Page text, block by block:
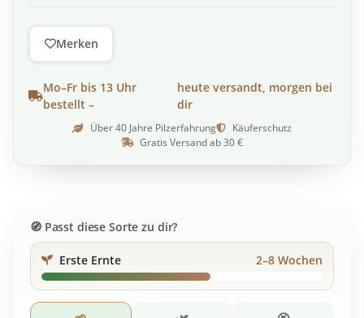
Passt diese Sorte zu dir?
Erste Ernte 2–8 Wochen
Merken
Mo–Fr bis 13 Uhr
bestellt –
heute versandt, morgen bei
dir
Über 40 Jahre Pilzerfahrung
Käuferschutz
Gratis Versand ab 30 €